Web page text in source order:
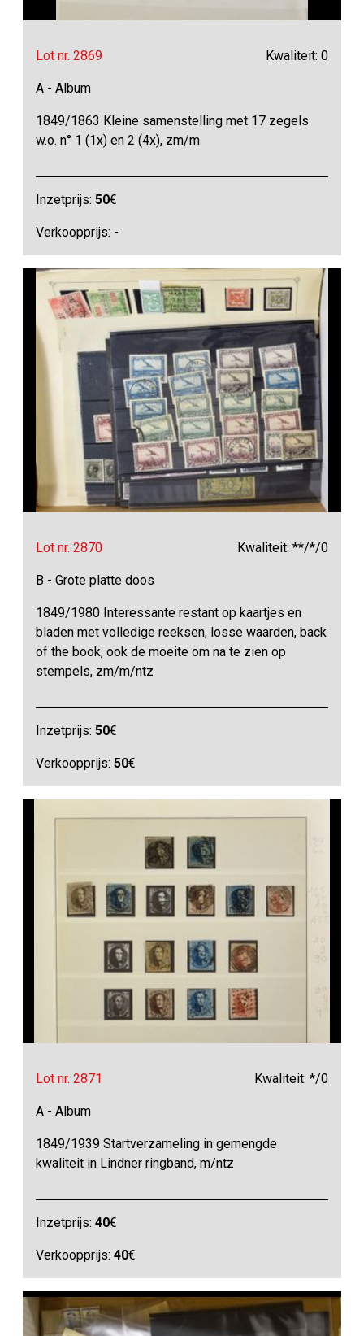
Lot nr. 2869 Kwaliteit: 0
A - Album
1849/1863 Kleine samenstelling met 17 zegels
w.o. n° 1 (1x) en 2 (4x), zm/m
Inzetprijs:50€
Verkoopprijs: -
Lot nr. 2870 Kwaliteit: **/*/0
B - Grote platte doos
1849/1980 Interessante restant op kaartjes en
bladen met volledige reeksen, losse waarden, back
of the book, ook de moeite om na te zien op
stempels, zm/m/ntz
Inzetprijs:50€
Verkoopprijs:50€
Lot nr. 2871 Kwaliteit: */0
A - Album
1849/1939 Startverzameling in gemengde
kwaliteit in Lindner ringband, m/ntz
Inzetprijs:40€
Verkoopprijs:40€